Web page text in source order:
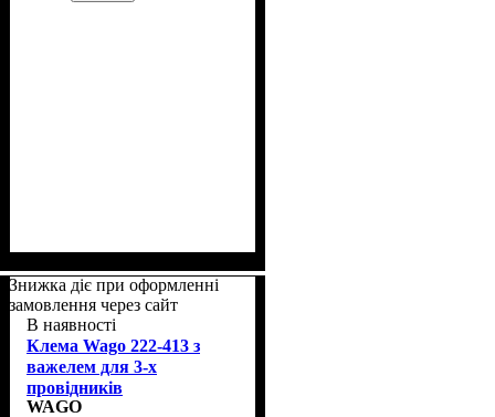
Знижка діє при оформленні
замовлення через сайт
В наявності
Клема Wago 222-413 з
важелем для 3-х
провідників
WAGO